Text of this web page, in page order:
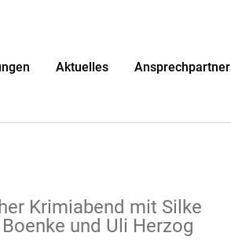
Aktuelles Ansprechpartner
Krimiabend mit Silke
und Uli Herzog